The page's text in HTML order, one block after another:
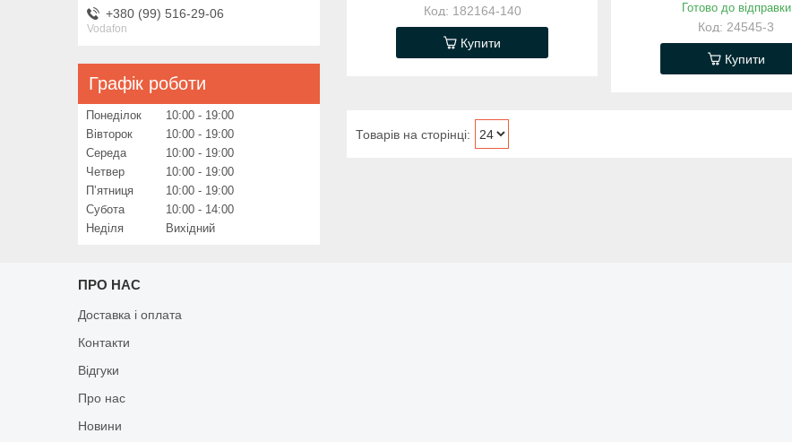
182164-140
Купити
Готово до відправки
24545-3
Купити
+380 (99) 516-29-06
Vodafon
Графік роботи
Понеділок 10:00
19:00
Вівторок
10:00
19:00
Середа
10:00
19:00
Четвер
10:00
19:00
Пʼятниця
10:00
19:00
Субота
10:00
14:00
Неділя
Вихідний
ПРО НАС
Доставка і оплата
Контакти
Відгуки
Про нас
Новини